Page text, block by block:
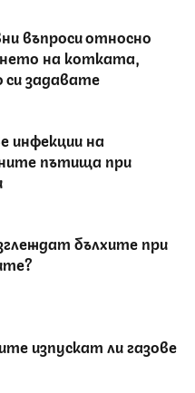
въпроси относно
на котката,
си задавате
инфекции на
пътища при
бълхите при
изпускат ли газове